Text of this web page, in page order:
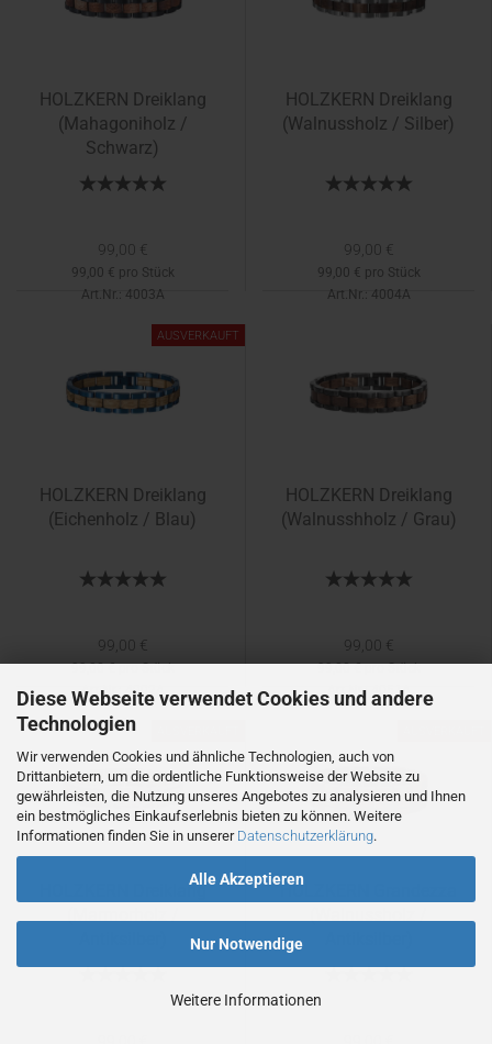
Diese Webseite verwendet Cookies und andere
Technologien
Wir verwenden Cookies und ähnliche Technologien, auch von
Drittanbietern, um die ordentliche Funktionsweise der Website zu
gewährleisten, die Nutzung unseres Angebotes zu analysieren und Ihnen
ein bestmögliches Einkaufserlebnis bieten zu können. Weitere
Informationen finden Sie in unserer Datenschutzerklärung.
Alle Akzeptieren
Nur Notwendige
Weitere Informationen
HOLZKERN Dreiklang
(Mahagoniholz /
Schwarz)
99,00 €
99,00 € pro Stück
Art.Nr.: 4003A
1-2 Tage
HOLZKERN Dreiklang
(Walnussholz / Silber)
99,00 €
99,00 € pro Stück
Art.Nr.: 4004A
AUSVERKAUFT
HOLZKERN Dreiklang
(Eichenholz / Blau)
99,00 €
99,00 € pro Stück
Art.Nr.: 4002A
HOLZKERN Dreiklang
(Walnusshholz / Grau)
99,00 €
99,00 € pro Stück
Art.Nr.: 4051A
HOLZKERN Dreiklang
HOLZKERN Grandezza